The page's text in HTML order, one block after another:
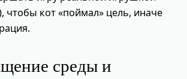
кот «поймал» цель, иначе
среды и